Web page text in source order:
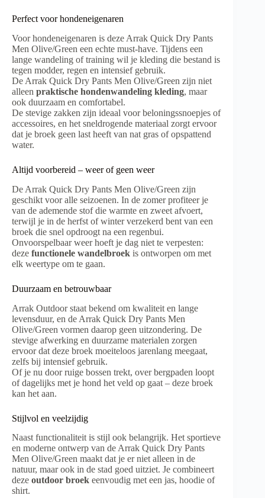
Perfect voor hondeneigenaren
Voor hondeneigenaren is deze Arrak Quick Dry Pants
Men Olive/Green een echte must-have. Tijdens een
lange wandeling of training wil je kleding die bestand is
tegen modder, regen en intensief gebruik.
De Arrak Quick Dry Pants Men Olive/Green zijn niet
alleen praktische hondenwandeling kleding, maar
ook duurzaam en comfortabel.
De stevige zakken zijn ideaal voor beloningssnoepjes of
accessoires, en het sneldrogende materiaal zorgt ervoor
dat je broek geen last heeft van nat gras of opspattend
water.
Altijd voorbereid – weer of geen weer
De Arrak Quick Dry Pants Men Olive/Green zijn
geschikt voor alle seizoenen. In de zomer profiteer je
van de ademende stof die warmte en zweet afvoert,
terwijl je in de herfst of winter verzekerd bent van een
broek die snel opdroogt na een regenbui.
Onvoorspelbaar weer hoeft je dag niet te verpesten:
deze functionele wandelbroek is ontworpen om met
elk weertype om te gaan.
Duurzaam en betrouwbaar
Arrak Outdoor staat bekend om kwaliteit en lange
levensduur, en de Arrak Quick Dry Pants Men
Olive/Green vormen daarop geen uitzondering. De
stevige afwerking en duurzame materialen zorgen
ervoor dat deze broek moeiteloos jarenlang meegaat,
zelfs bij intensief gebruik.
Of je nu door ruige bossen trekt, over bergpaden loopt
of dagelijks met je hond het veld op gaat – deze broek
kan het aan.
Stijlvol en veelzijdig
Naast functionaliteit is stijl ook belangrijk. Het sportieve
en moderne ontwerp van de Arrak Quick Dry Pants
Men Olive/Green maakt dat je er niet alleen in de
natuur, maar ook in de stad goed uitziet. Je combineert
deze outdoor broek eenvoudig met een jas, hoodie of
shirt.